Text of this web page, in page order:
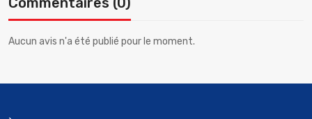
Aucun avis n'a été publié pour le moment.